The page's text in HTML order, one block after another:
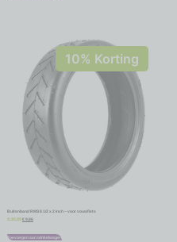
10% Korting
Buitenband RMS 8 1/2 x 2 inch – voor vouwfiets
€ 10,95 € 9,86
Toevoegen aan winkelwagen